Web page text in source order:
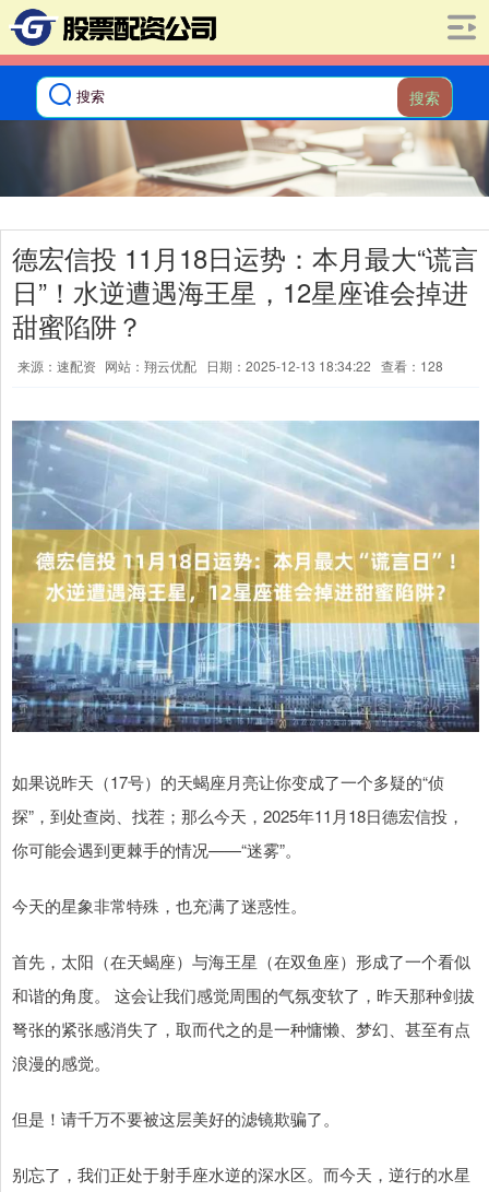
搜索
德宏信投 11月18日运势：本月最大“谎言
日”！水逆遭遇海王星，12星座谁会掉进
甜蜜陷阱？
来源：速配资 网站：翔云优配 日期：2025-12-13 18:34:22 查看：128
如果说昨天（17号）的天蝎座月亮让你变成了一个多疑的“侦
探”，到处查岗、找茬；那么今天，2025年11月18日德宏信投，
你可能会遇到更棘手的情况——“迷雾”。
今天的星象非常特殊，也充满了迷惑性。
首先，太阳（在天蝎座）与海王星（在双鱼座）形成了一个看似
和谐的角度。 这会让我们感觉周围的气氛变软了，昨天那种剑拔
弩张的紧张感消失了，取而代之的是一种慵懒、梦幻、甚至有点
浪漫的感觉。
但是！请千万不要被这层美好的滤镜欺骗了。
别忘了，我们正处于射手座水逆的深水区。而今天，逆行的水星